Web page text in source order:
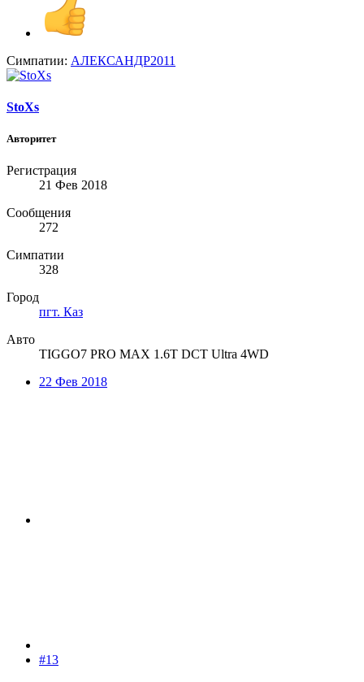
Симпатии: АЛЕКСАНДР2011
StoXs
Авторитет
Регистрация
21 Фев 2018
Сообщения
272
Симпатии
328
Город
пгт. Каз
Авто
TIGGO7 PRO MAX 1.6T DCT Ultra 4WD
22 Фев 2018
#13